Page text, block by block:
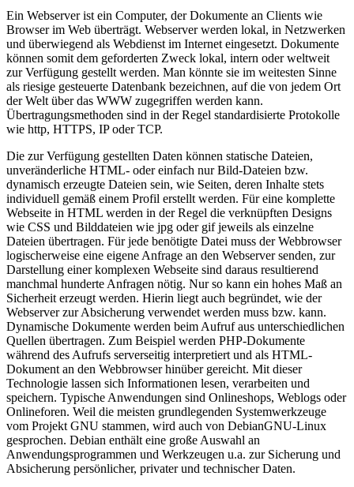
Ein Webserver ist ein Computer, der Dokumente an Clients wie
Browser im Web überträgt. Webserver werden lokal, in Netzwerken
und überwiegend als Webdienst im Internet eingesetzt. Dokumente
können somit dem geforderten Zweck lokal, intern oder weltweit
zur Verfügung gestellt werden. Man könnte sie im weitesten Sinne
als riesige gesteuerte Datenbank bezeichnen, auf die von jedem Ort
der Welt über das WWW zugegriffen werden kann.
Übertragungsmethoden sind in der Regel standardisierte Protokolle
wie http, HTTPS, IP oder TCP.
Die zur Verfügung gestellten Daten können statische Dateien,
unveränderliche HTML- oder einfach nur Bild-Dateien bzw.
dynamisch erzeugte Dateien sein, wie Seiten, deren Inhalte stets
individuell gemäß einem Profil erstellt werden. Für eine komplette
Webseite in HTML werden in der Regel die verknüpften Designs
wie CSS und Bilddateien wie jpg oder gif jeweils als einzelne
Dateien übertragen. Für jede benötigte Datei muss der Webbrowser
logischerweise eine eigene Anfrage an den Webserver senden, zur
Darstellung einer komplexen Webseite sind daraus resultierend
manchmal hunderte Anfragen nötig. Nur so kann ein hohes Maß an
Sicherheit erzeugt werden. Hierin liegt auch begründet, wie der
Webserver zur Absicherung verwendet werden muss bzw. kann.
Dynamische Dokumente werden beim Aufruf aus unterschiedlichen
Quellen übertragen. Zum Beispiel werden PHP-Dokumente
während des Aufrufs serverseitig interpretiert und als HTML-
Dokument an den Webbrowser hinüber gereicht. Mit dieser
Technologie lassen sich Informationen lesen, verarbeiten und
speichern. Typische Anwendungen sind Onlineshops, Weblogs oder
Onlineforen. Weil die meisten grundlegenden Systemwerkzeuge
vom Projekt GNU stammen, wird auch von DebianGNU-Linux
gesprochen. Debian enthält eine große Auswahl an
Anwendungsprogrammen und Werkzeugen u.a. zur Sicherung und
Absicherung persönlicher, privater und technischer Daten.